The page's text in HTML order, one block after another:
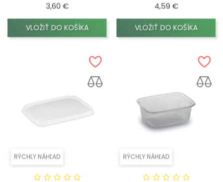
3,60 €Cena
VLOŽIŤ DO KOŠÍKA
4,59 €Cena
VLOŽIŤ DO KOŠÍKA
RÝCHLY NÁHĽAD RÝCHLY NÁHĽAD